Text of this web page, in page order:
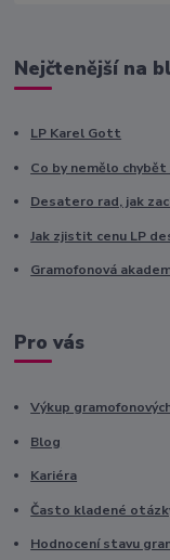
Nejčtenější na
LP Karel Gott
Co by nemělo
Desatero rad, jak
Jak zjistit cenu LP
Gramofonová
Pro vás
Výkup
Blog
Kariéra
Často kladené
Hodnocení stavu